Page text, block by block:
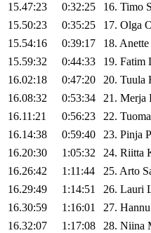
15.47:23
0:32:25 16. Timo
15.50:23
0:35:25 17. Olga
15.54:16
0:39:17 18. Anette
15.59:32
0:44:33 19. Fatim
16.02:18
0:47:20 20. Tuula
16.08:32
0:53:34 21. Merja
16.11:21
0:56:23 22.
16.14:38
0:59:40 23. Pinja
16.20:30
1:05:32 24. Riitta
16.26:42
1:11:44 25. Arto
16.29:49
1:14:51 26. Lauri
16.30:59
1:16:01 27. Hannu
16.32:07
1:17:08 28. Niina